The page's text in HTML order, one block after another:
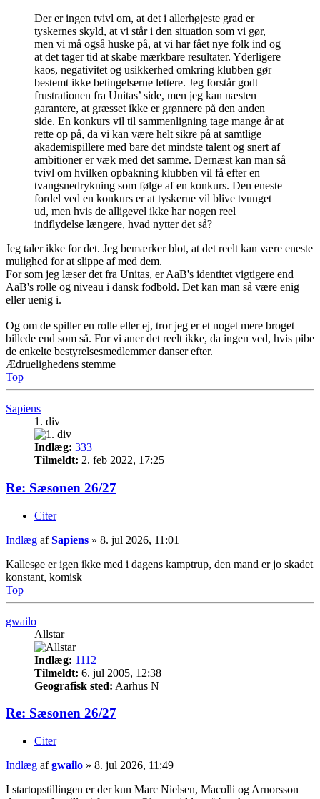
Der er ingen tvivl om, at det i allerhøjeste grad er
tyskernes skyld, at vi står i den situation som vi gør,
men vi må også huske på, at vi har fået nye folk ind og
at det tager tid at skabe mærkbare resultater. Yderligere
kaos, negativitet og usikkerhed omkring klubben gør
bestemt ikke betingelserne lettere. Jeg forstår godt
frustrationen fra Unitas’ side, men jeg kan næsten
garantere, at græsset ikke er grønnere på den anden
side. En konkurs vil til sammenligning tage mange år at
rette op på, da vi kan være helt sikre på at samtlige
akademispillere med bare det mindste talent og snert af
ambitioner er væk med det samme. Dernæst kan man så
tvivl om hvilken opbakning klubben vil få efter en
tvangsnedrykning som følge af en konkurs. Den eneste
fordel ved en konkurs er at tyskerne vil blive tvunget
ud, men hvis de alligevel ikke har nogen reel
indflydelse længere, hvad nytter det så?
Jeg taler ikke for det. Jeg bemærker blot, at det reelt kan være eneste
mulighed for at slippe af med dem.
For som jeg læser det fra Unitas, er AaB's identitet vigtigere end
AaB's rolle og niveau i dansk fodbold. Det kan man så være enig
eller uenig i.
Og om de spiller en rolle eller ej, tror jeg er et noget mere broget
billede end som så. For vi aner det reelt ikke, da ingen ved, hvis pibe
de enkelte bestyrelsesmedlemmer danser efter.
Ædruelighedens stemme
Top
Sapiens
1. div
Indlæg: 333
Tilmeldt: 2. feb 2022, 17:25
Re: Sæsonen 26/27
Citer
Indlæg afSapiens » 8. jul 2026, 11:01
Kallesøe er igen ikke med i dagens kamptrup, den mand er jo skadet
konstant, komisk
Top
gwailo
Allstar
Indlæg: 1112
Tilmeldt: 6. jul 2005, 12:38
Geografisk sted: Aarhus N
Re: Sæsonen 26/27
Citer
Indlæg afgwailo » 8. jul 2026, 11:49
I startopstillingen er der kun Marc Nielsen, Macolli og Arnorsson